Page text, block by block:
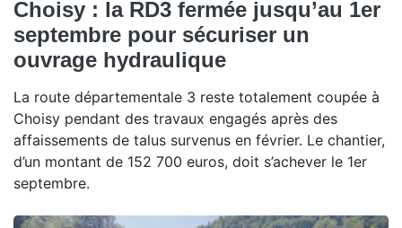
Choisy : la RD3 fermée jusqu’au 1er
septembre pour sécuriser un
ouvrage hydraulique
La route départementale 3 reste totalement coupée à
Choisy pendant des travaux engagés après des
affaissements de talus survenus en février. Le chantier,
d’un montant de 152 700 euros, doit s’achever le 1er
septembre.